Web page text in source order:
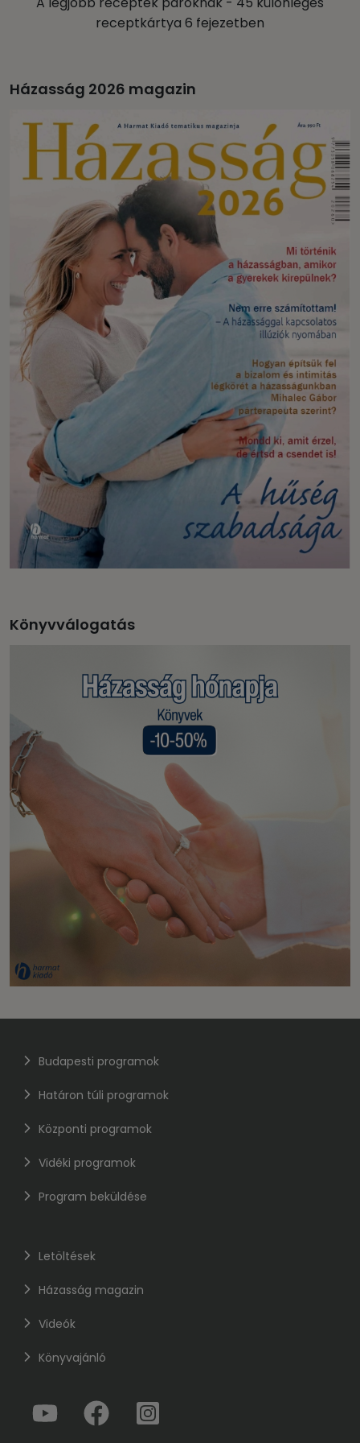
receptkártya 6 fejezetben
Házasság 2026 magazin
Könyvválogatás
Budapesti programok
Határon túli programok
Központi programok
Vidéki programok
Program beküldése
Letöltések
Házasság magazin
Videók
Könyvajánló